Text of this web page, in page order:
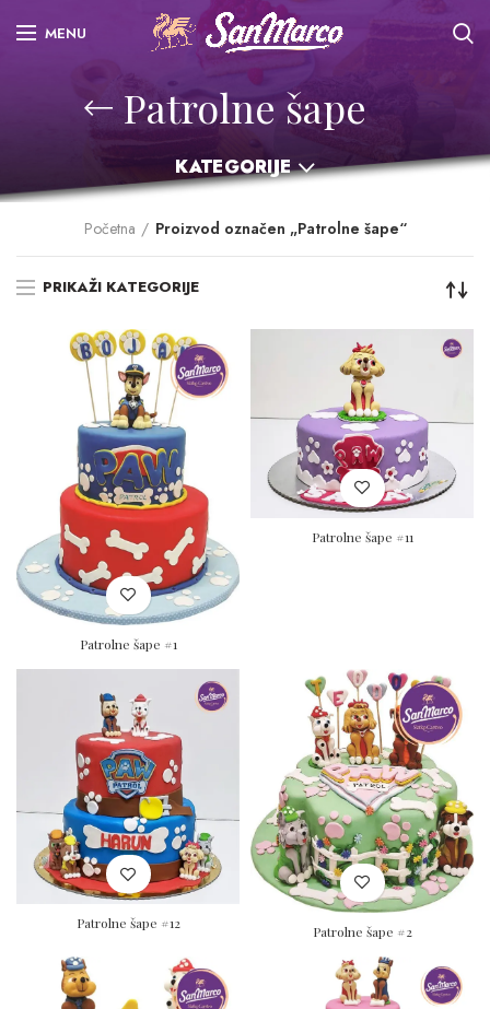
MENU
Patrolne šape
KATEGORIJE
Početna Proizvod označen „Patrolne šape“
PRIKAŽI KATEGORIJE
Patrolne šape #1
Patrolne šape #11
Patrolne šape #12 Patrolne šape #2